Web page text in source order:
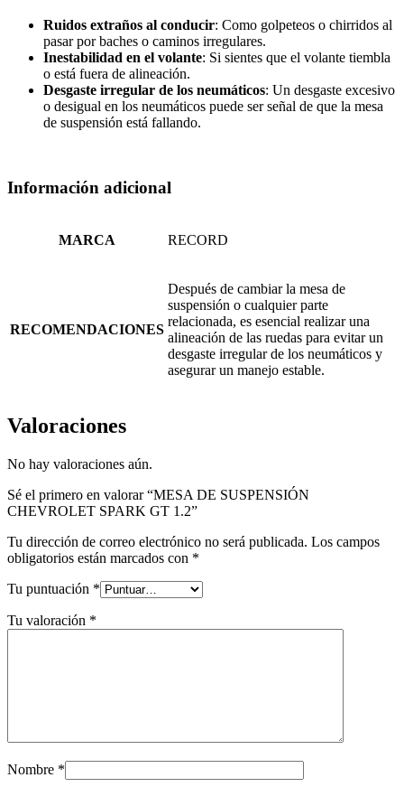
Ruidos extraños al conducir: Como golpeteos o chirridos al
pasar por baches o caminos irregulares.
Inestabilidad en el volante: Si sientes que el volante tiembla
o está fuera de alineación.
Desgaste irregular de los neumáticos: Un desgaste excesivo
o desigual en los neumáticos puede ser señal de que la mesa
de suspensión está fallando.
Información adicional
MARCA RECORD
RECOMENDACIONES
Después de cambiar la mesa de
suspensión o cualquier parte
relacionada, es esencial realizar una
alineación de las ruedas para evitar un
desgaste irregular de los neumáticos y
asegurar un manejo estable.
Valoraciones
No hay valoraciones aún.
Sé el primero en valorar “MESA DE SUSPENSIÓN
CHEVROLET SPARK GT 1.2”
Tu dirección de correo electrónico no será publicada. Los campos
obligatorios están marcados con *
Tu puntuación *
Tu valoración *
Nombre *